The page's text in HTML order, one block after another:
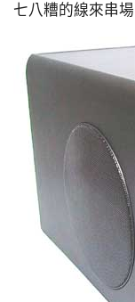
七八糟的線來串